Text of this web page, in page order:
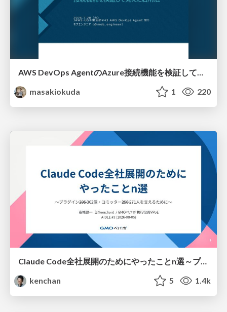
AWS DevOps AgentのAzure接続機能を検証して見えた活用法／Use Cases Verified for the AWS DevOps Agent's Azure Connectivity Feature
masakiokuda
1 220
Claude Code全社展開のためにやったことn選～プラグイン302個・コミッター271人を支えるために～
kenchan
5 1.4k